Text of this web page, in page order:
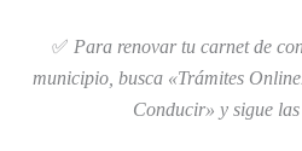
✅ Para renovar tu carnet de
municipio, busca «Trámites
Conducir» y sigue